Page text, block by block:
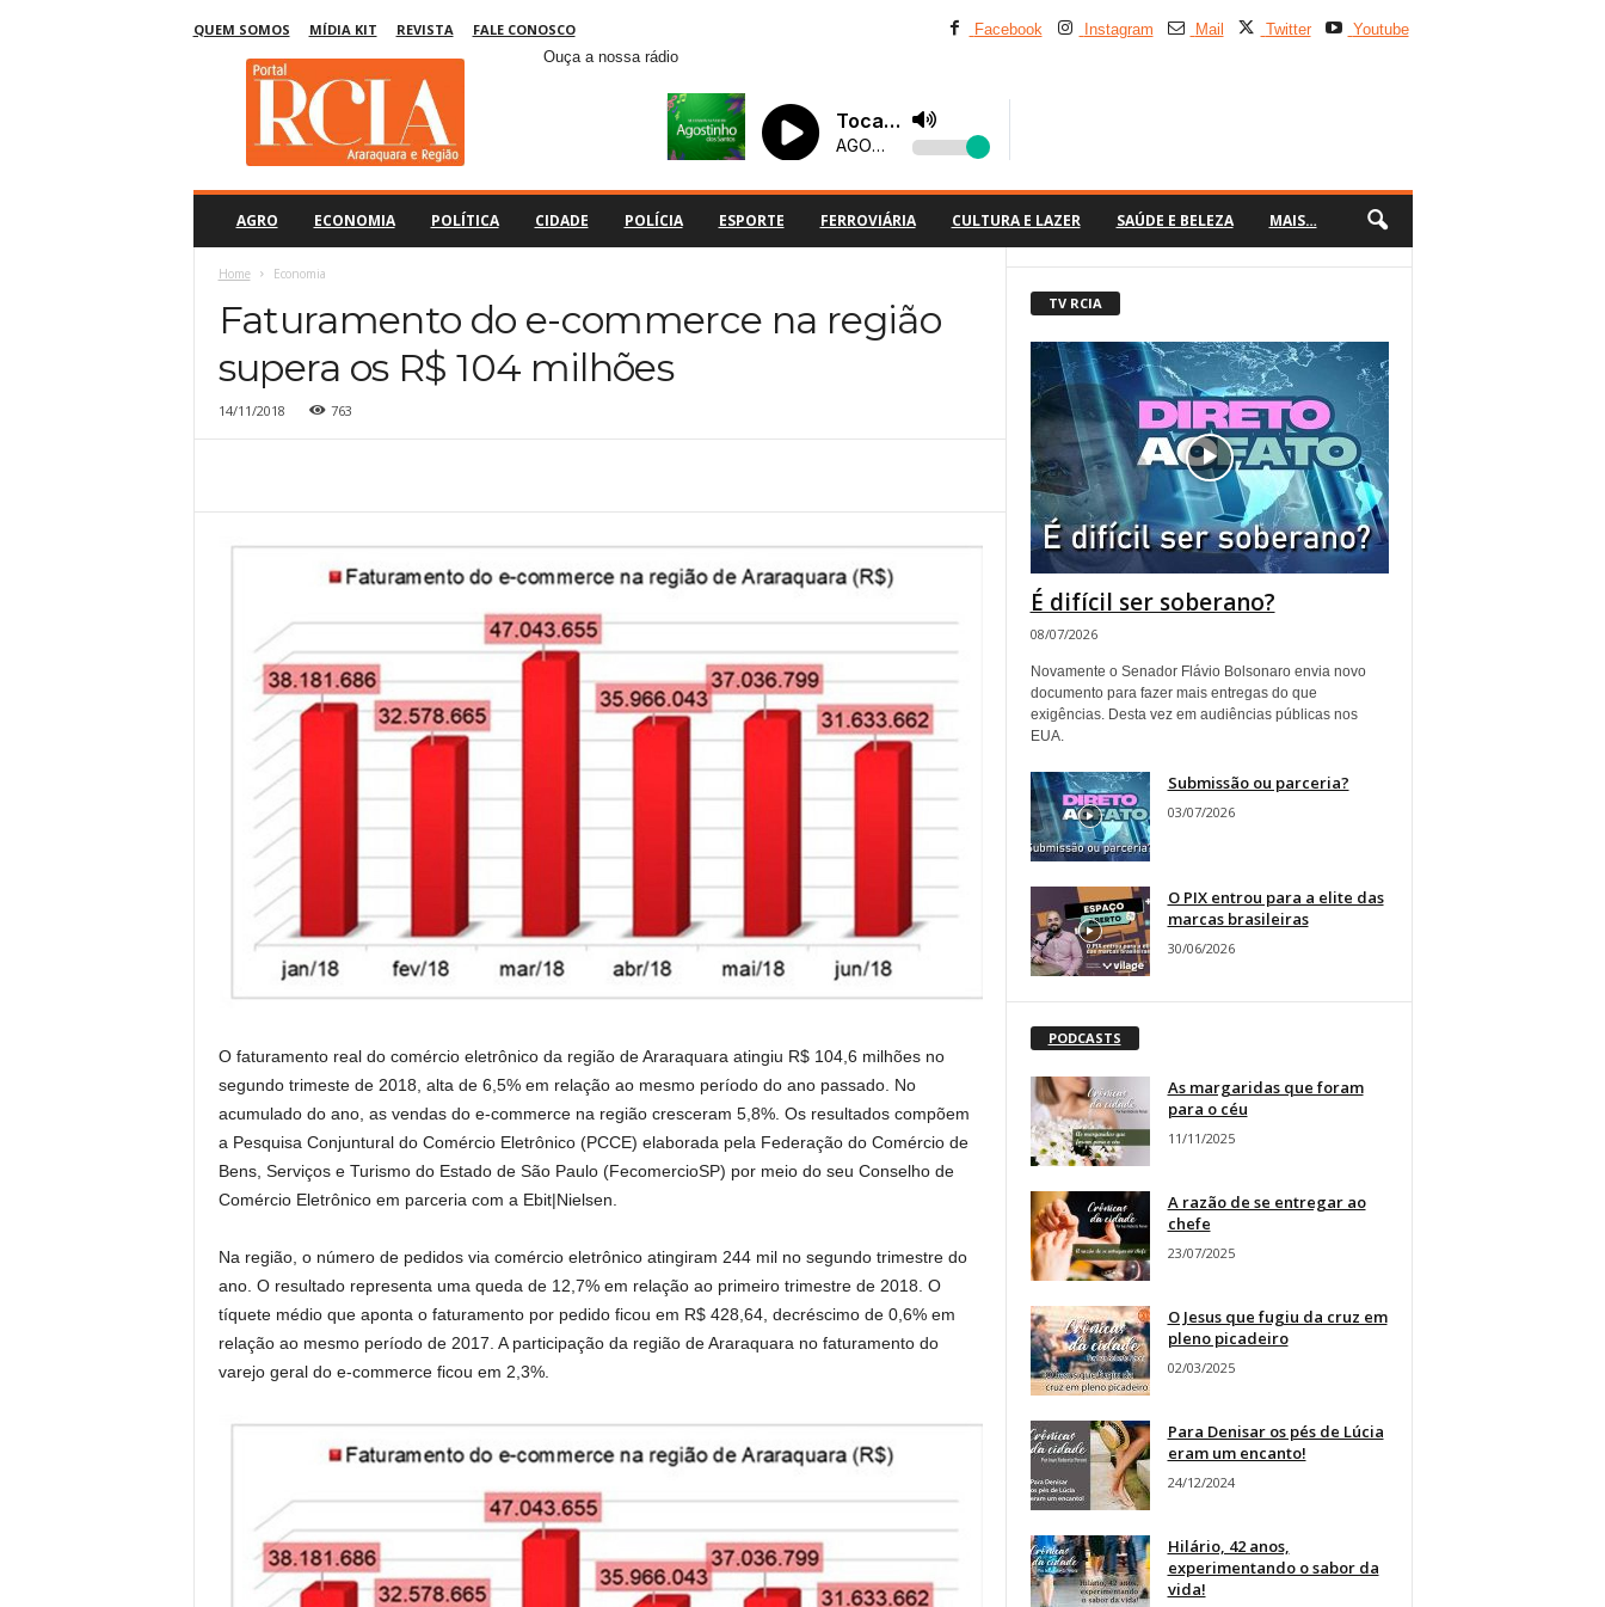
QUEM SOMOS MÍDIA KIT REVISTA FALE CONOSCO Facebook Instagram Mail Twitter
Youtube
Ouça a nossa rádio
AGRO ECONOMIA POLÍTICA CIDADE POLÍCIA ESPORTE FERROVIÁRIA CULTURA E LAZER SAÚDE E BELEZA MAIS…
Home Economia
Faturamento do e-commerce na região
supera os R$ 104 milhões
14/11/2018 763
O faturamento real do comércio eletrônico da região de Araraquara atingiu R$ 104,6 milhões no
segundo trimeste de 2018, alta de 6,5% em relação ao mesmo período do ano passado. No
acumulado do ano, as vendas do e-commerce na região cresceram 5,8%. Os resultados compõem
a Pesquisa Conjuntural do Comércio Eletrônico (PCCE) elaborada pela Federação do Comércio de
Bens, Serviços e Turismo do Estado de São Paulo (FecomercioSP) por meio do seu Conselho de
Comércio Eletrônico em parceria com a Ebit|Nielsen.
Na região, o número de pedidos via comércio eletrônico atingiram 244 mil no segundo trimestre do
ano. O resultado representa uma queda de 12,7% em relação ao primeiro trimestre de 2018. O
tíquete médio que aponta o faturamento por pedido ficou em R$ 428,64, decréscimo de 0,6% em
relação ao mesmo período de 2017. A participação da região de Araraquara no faturamento do
varejo geral do e-commerce ficou em 2,3%.
TV RCIA
É difícil ser soberano?
08/07/2026
Novamente o Senador Flávio Bolsonaro envia novo
documento para fazer mais entregas do que
exigências. Desta vez em audiências públicas nos
EUA.
Submissão ou parceria?
03/07/2026
O PIX entrou para a elite das
marcas brasileiras
30/06/2026
PODCASTS
As margaridas que foram
para o céu
11/11/2025
A razão de se entregar ao
chefe
23/07/2025
O Jesus que fugiu da cruz em
pleno picadeiro
02/03/2025
Para Denisar os pés de Lúcia
eram um encanto!
24/12/2024
Hilário, 42 anos,
experimentando o sabor da
vida!